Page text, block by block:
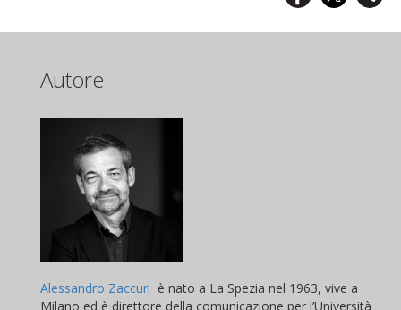
Autore
Alessandro Zaccuri è nato a La Spezia nel 1963, vive a
Milano ed è direttore della comunicazione per l’Università